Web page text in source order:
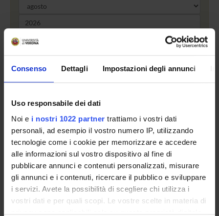
Consenso Dettagli Impostazioni degli annunci
Uso responsabile dei dati
Noi e i nostri 1022 partner trattiamo i vostri dati
personali, ad esempio il vostro numero IP, utilizzando
tecnologie come i cookie per memorizzare e accedere
alle informazioni sul vostro dispositivo al fine di
pubblicare annunci e contenuti personalizzati, misurare
gli annunci e i contenuti, ricercare il pubblico e sviluppare
i servizi. Avete la possibilità di scegliere chi utilizza i
vostri dati e per quali scopi. Le vostre scelte in materia di
privacy sono applicabili solo su questa proprietà digitale
Cerca
Aggiornamento professionale in Contrasto al bullismo: il
miglioramento del clima e del rendimento scolastico
Presentazione
Come iscriversi